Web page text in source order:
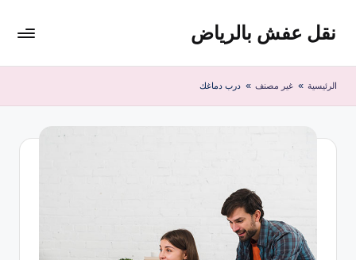
التجاوز
المحتوى
نقل عفش بالرياض
عفش
200
الرئيسية » غير مصنف » درب دماغك